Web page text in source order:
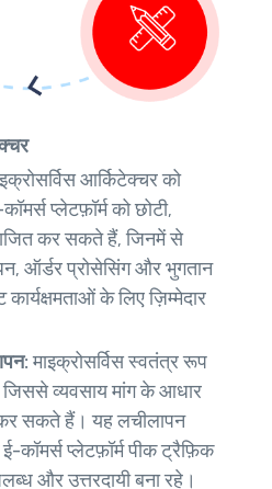
आर्किटेक्चर को
प्लेटफ़ॉर्म को छोटी,
कर सकते हैं, जिनमें से
ऑर्डर प्रोसेसिंग और भुगतान
कार्यक्षमताओं के लिए ज़िम्मेदार
माइक्रोसर्विस स्वतंत्र रूप
व्यवसाय मांग के आधार
सकते हैं। यह लचीलापन
कॉमर्स प्लेटफ़ॉर्म पीक ट्रैफ़िक
और उत्तरदायी बना रहे।